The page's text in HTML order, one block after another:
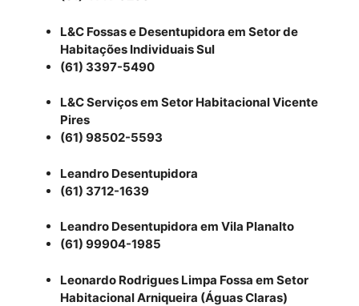
L&C Fossas e Desentupidora em Setor de
Habitações Individuais Sul
(61) 3397-5490
L&C Serviços em Setor Habitacional Vicente
Pires
(61) 98502-5593
Leandro Desentupidora
(61) 3712-1639
Leandro Desentupidora em Vila Planalto
(61) 99904-1985
Leonardo Rodrigues Limpa Fossa em Setor
Habitacional Arniqueira (Águas Claras)